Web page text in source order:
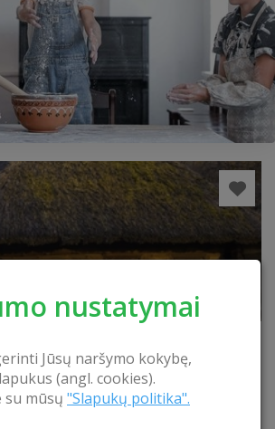
nustatymai
Jūsų naršymo kokybę,
(angl. cookies).
su mūsų "Slapukų politika".
kaimas